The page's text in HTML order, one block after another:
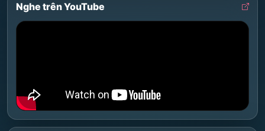
Nghe trên YouTube